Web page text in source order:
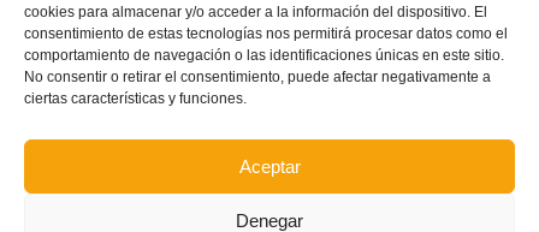
cookies para almacenar y/o acceder a la información del dispositivo. El
consentimiento de estas tecnologías nos permitirá procesar datos como el
comportamiento de navegación o las identificaciones únicas en este sitio.
No consentir o retirar el consentimiento, puede afectar negativamente a
ciertas características y funciones.
Aceptar
Denegar